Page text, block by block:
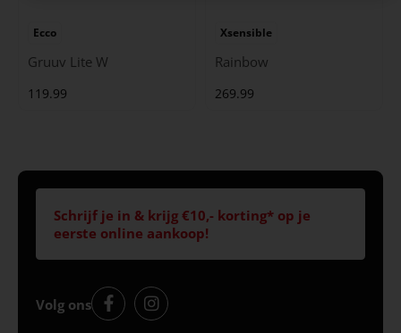
Ecco
Gruuv Lite W
119.99
Xsensible
Rainbow
269.99
Schrijf je in & krijg €10,- korting* op je
eerste online aankoop!
Volg ons